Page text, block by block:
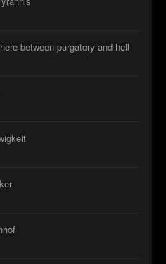
between purgatory and hell